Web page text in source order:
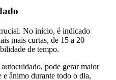
No início, é indicado
mais curtas, de 15 a 20
de tempo.
pode gerar maior
ânimo durante todo o dia,